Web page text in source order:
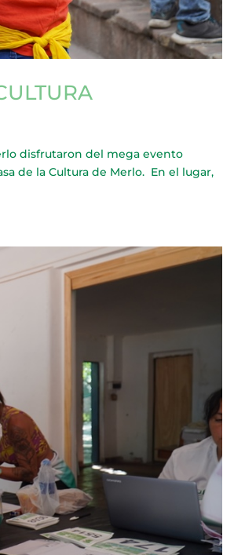
disfrutaron del mega evento
de la Cultura de Merlo. En el lugar,